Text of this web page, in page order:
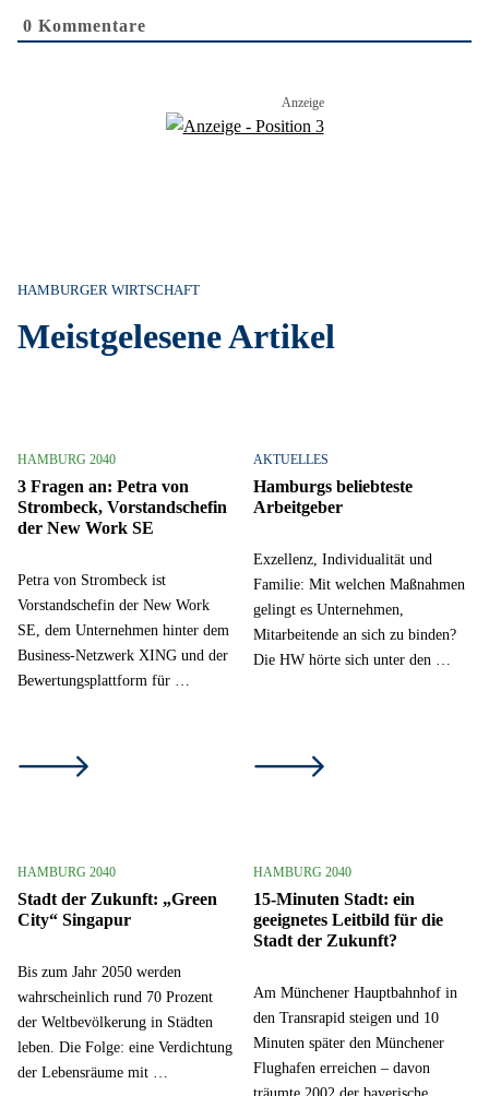
0 Kommentare
HAMBURGER WIRTSCHAFT
Meistgelesene Artikel
HAMBURG 2040
3 Fragen an: Petra von
Strombeck, Vorstandschefin
der New Work SE
Petra von Strombeck ist
Vorstandschefin der New Work
SE, dem Unternehmen hinter dem
Business-Netzwerk XING und der
Bewertungsplattform für …
AKTUELLES
Hamburgs beliebteste
Arbeitgeber
Exzellenz, Individualität und
Familie: Mit welchen Maßnahmen
gelingt es Unternehmen,
Mitarbeitende an sich zu binden?
Die HW hörte sich unter den …
HAMBURG 2040
Stadt der Zukunft: „Green
City“ Singapur
Bis zum Jahr 2050 werden
wahrscheinlich rund 70 Prozent
der Weltbevölkerung in Städten
leben. Die Folge: eine Verdichtung
der Lebensräume mit …
HAMBURG 2040
15-Minuten Stadt: ein
geeignetes Leitbild für die
Stadt der Zukunft?
Am Münchener Hauptbahnhof in
den Transrapid steigen und 10
Minuten später den Münchener
Flughafen erreichen – davon
träumte 2002 der bayerische …